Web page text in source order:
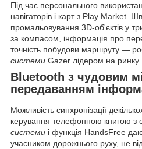
Під час персонального
навігаторів і карт з Play Market.
промальовування 3D-об'єктів у
за компасом, інформація про
точність побудови маршруту —
системи Gazer лідером на ринку.
Bluetooth з чудовим
передаванням
Можливість синхронізації
керування телефонною книгою з
системи і функція HandsFree
учасником дорожнього руху, не